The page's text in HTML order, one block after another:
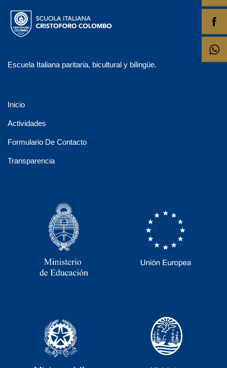
Escuela Italiana paritaria, bicultural y bilingüe.
Inicio
Actividades
Formulario De Contacto
Transparencia